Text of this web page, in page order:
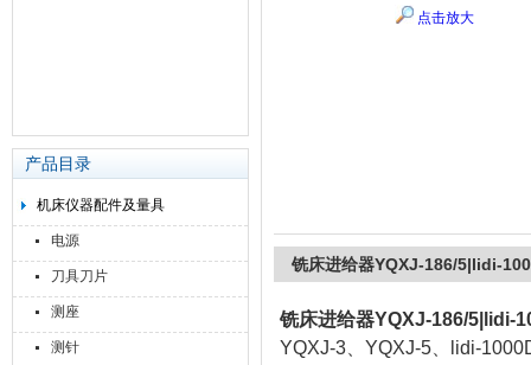
产品目录
机床仪器配件及量具
电源
刀具刀片
测座
测针
点击放大
铣床进给器YQXJ-186/5|lidi-
铣床进给器YQXJ-186/5|lidi-
YQXJ-3、YQXJ-5、lidi-